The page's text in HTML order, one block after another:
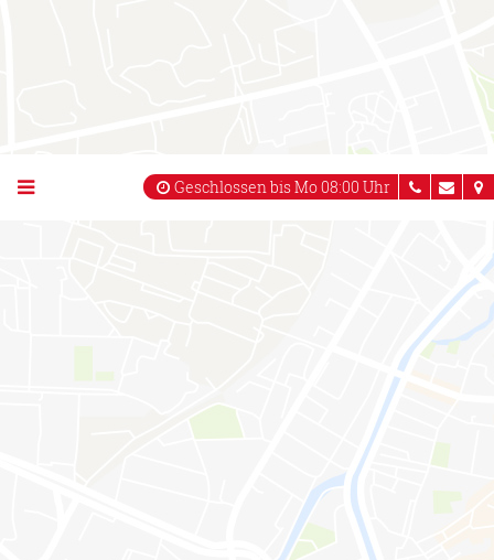
Geschlossen bis Mo 08:00 Uhr